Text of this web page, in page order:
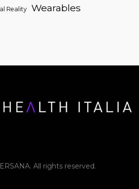
Reality Wearables
All rights reserved.